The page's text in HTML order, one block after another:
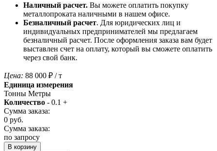
Наличный расчет. Вы можете оплатить покупку
металлопроката наличными в нашем офисе.
Безналичный расчет. Для юридических лиц и
индивидуальных предпринимателей мы предлагаем
безналичный расчет. После оформления заказа вам будет
выставлен счет на оплату, который вы сможете оплатить
через свой банк.
Цена: 88 000 ₽ / т
Единица измерения
Тонны Метры
Количество - 0.1 +
Сумма заказа:
0 руб.
Сумма заказа:
по запросу
В корзину